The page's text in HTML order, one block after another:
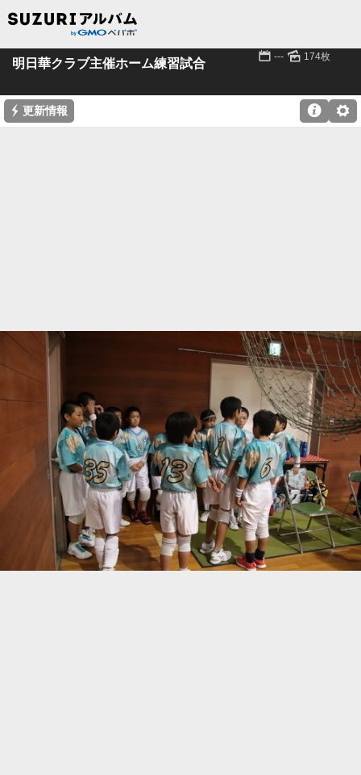
明日華クラブ主催ホーム練習試合 📅 --- 🌄 174枚
⚡ 更新情報 ⚙
